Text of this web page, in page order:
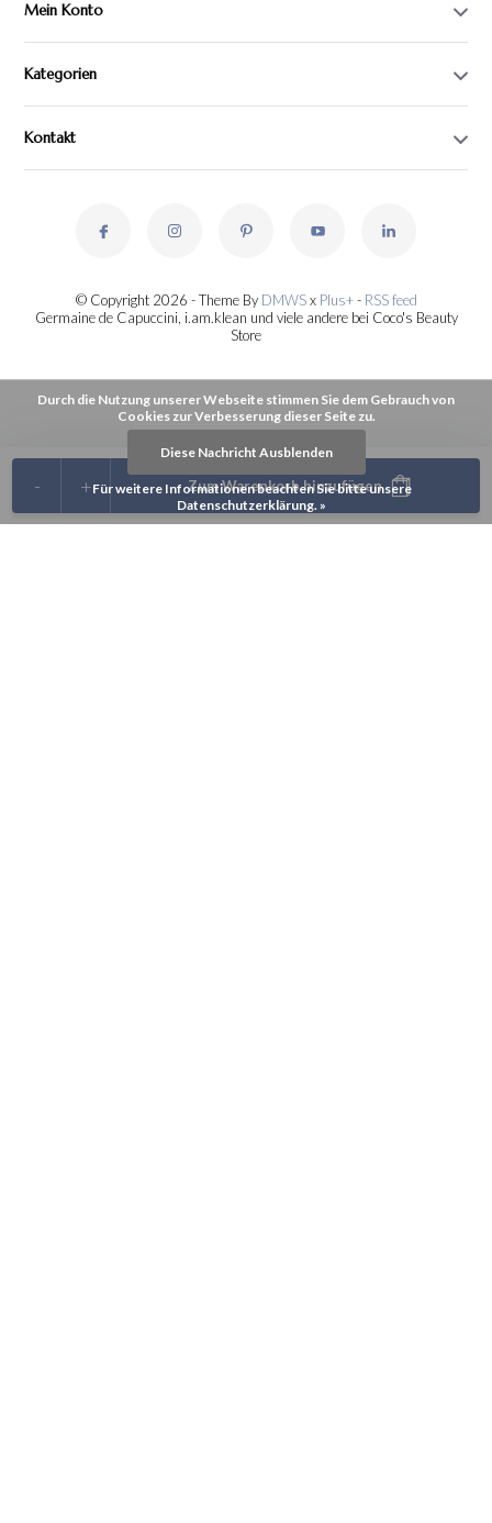
+
- Zum Warenkorb hinzufügen
Mein Konto
Kategorien
Kontakt
© Copyright 2026 - Theme By DMWSx Plus+- RSS feed
Germaine de Capuccini, i.am.klean und viele andere bei Coco's Beauty
Store
Durch die Nutzung unserer Webseite stimmen Sie dem Gebrauch von
Cookies zur Verbesserung dieser Seite zu.
Diese Nachricht Ausblenden
Für weitere Informationen beachten Sie bitte unsere
Datenschutzerklärung. »